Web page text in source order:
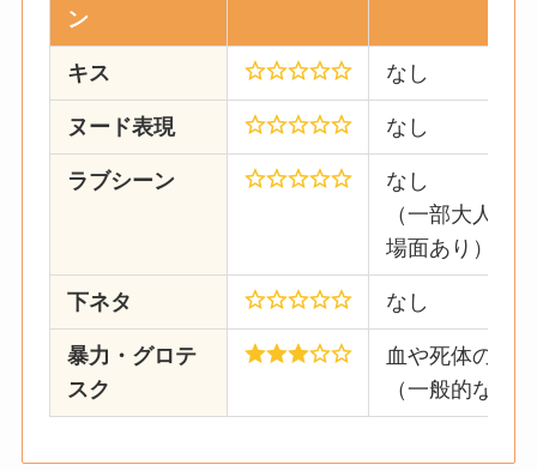
ン
キス なし
ヌード表現 なし
ラブシーン
なし
（一部大人ビ
場面あり）
下ネタ なし
暴力・グロテ
スク
血や死体の表
（一般的なサ